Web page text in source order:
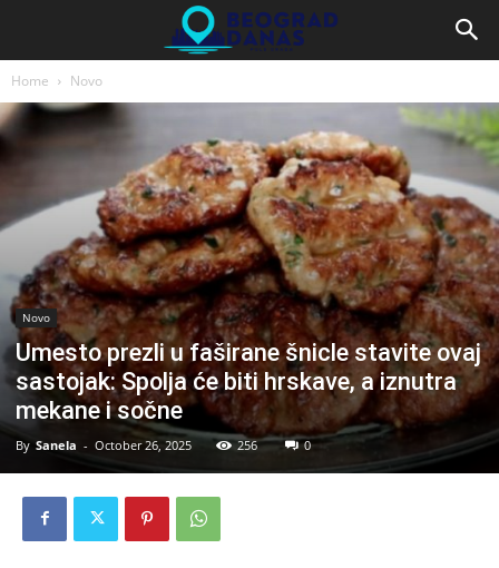
Home Novo
Novo
Umesto prezli u faširane šnicle stavite ovaj
sastojak: Spolja će biti hrskave, a iznutra
mekane i sočne
By Sanela - October 26, 2025 256 0